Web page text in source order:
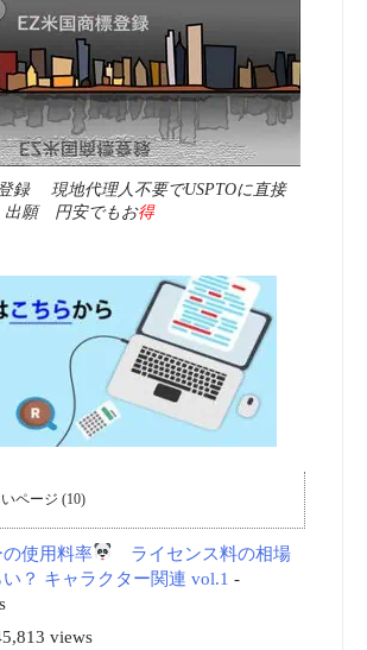
録 現地代理人不要でUSPTOに直接
出願 円安でもお得
ページ (10)
使用料率
ライセンス料の相場
？ キャラクター関連 vol.1 -
views